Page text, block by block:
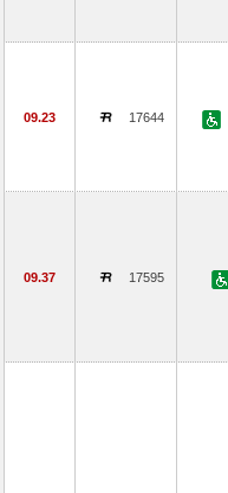
09.23 17644
09.37 17595